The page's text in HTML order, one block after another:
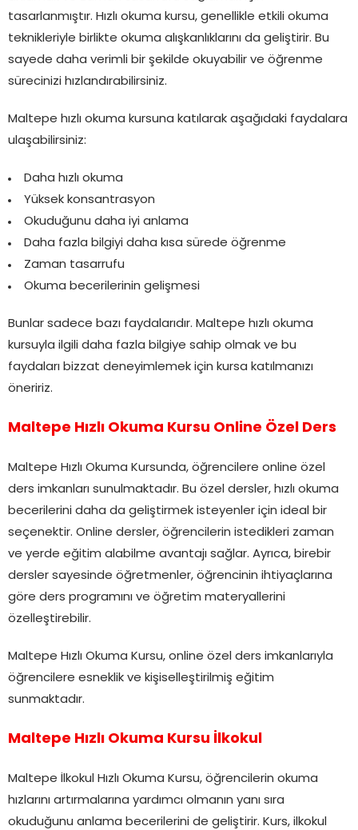
tasarlanmıştır. Hızlı okuma kursu, genellikle etkili okuma
teknikleriyle birlikte okuma alışkanlıklarını da geliştirir. Bu
sayede daha verimli bir şekilde okuyabilir ve öğrenme
sürecinizi hızlandırabilirsiniz.
Maltepe hızlı okuma kursuna katılarak aşağıdaki faydalara
ulaşabilirsiniz:
Daha hızlı okuma
Yüksek konsantrasyon
Okuduğunu daha iyi anlama
Daha fazla bilgiyi daha kısa sürede öğrenme
Zaman tasarrufu
Okuma becerilerinin gelişmesi
Bunlar sadece bazı faydalarıdır. Maltepe hızlı okuma
kursuyla ilgili daha fazla bilgiye sahip olmak ve bu
faydaları bizzat deneyimlemek için kursa katılmanızı
öneririz.
Maltepe Hızlı Okuma Kursu Online Özel Ders
Maltepe Hızlı Okuma Kursunda, öğrencilere online özel
ders imkanları sunulmaktadır. Bu özel dersler, hızlı okuma
becerilerini daha da geliştirmek isteyenler için ideal bir
seçenektir. Online dersler, öğrencilerin istedikleri zaman
ve yerde eğitim alabilme avantajı sağlar. Ayrıca, birebir
dersler sayesinde öğretmenler, öğrencinin ihtiyaçlarına
göre ders programını ve öğretim materyallerini
özelleştirebilir.
Maltepe Hızlı Okuma Kursu, online özel ders imkanlarıyla
öğrencilere esneklik ve kişiselleştirilmiş eğitim
sunmaktadır.
Maltepe Hızlı Okuma Kursu İlkokul
Maltepe İlkokul Hızlı Okuma Kursu, öğrencilerin okuma
hızlarını artırmalarına yardımcı olmanın yanı sıra
okuduğunu anlama becerilerini de geliştirir. Kurs, ilkokul